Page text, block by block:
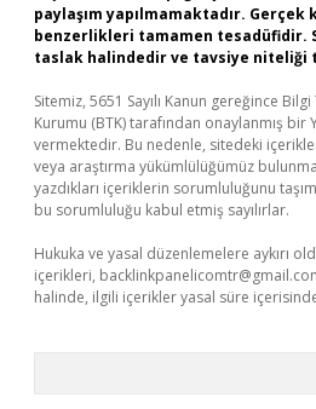
paylaşım yapılmamaktadır.
benzerlikleri tamamen tesadüfidir.
taslak halindedir ve tavsiye niteliği
Sitemiz, 5651 Sayılı Kanun gereğince
Kurumu (BTK) tarafından onaylanmış bir
vermektedir. Bu nedenle, sitedeki
veya araştırma yükümlülüğümüz
yazdıkları içeriklerin sorumluluğunu
bu sorumluluğu kabul etmiş sayılırlar.
Hukuka ve yasal düzenlemelere aykırı
içerikleri,
halinde, ilgili içerikler yasal süre